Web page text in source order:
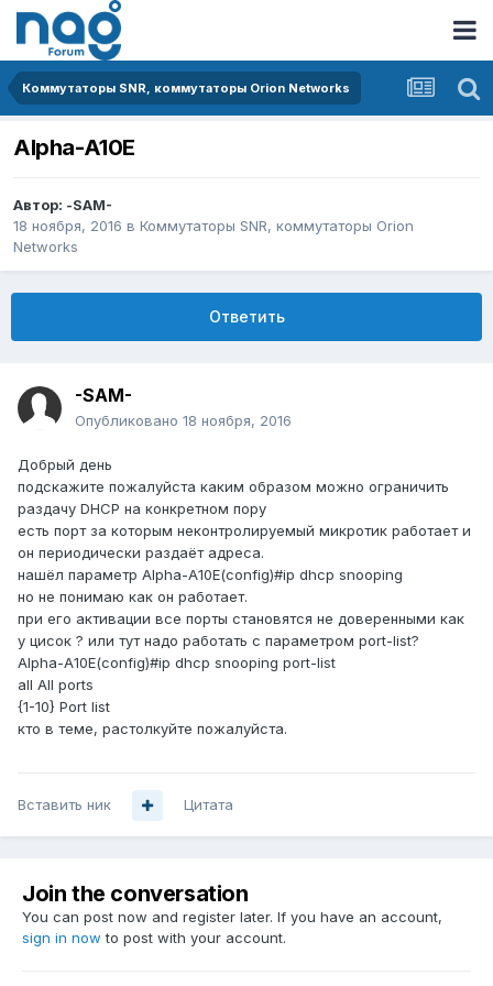
Коммутаторы SNR, коммутаторы Orion Networks
Alpha-A10E
Автор: -SAM-
18 ноября, 2016 в Коммутаторы SNR, коммутаторы Orion
Networks
Ответить
-SAM-
Опубликовано 18 ноября, 2016
Добрый день
подскажите пожалуйста каким образом можно ограничить
раздачу DHCP на конкретном пору
есть порт за которым неконтролируемый микротик работает и
он периодически раздаёт адреса.
нашёл параметр Alpha-A10E(config)#ip dhcp snooping
но не понимаю как он работает.
при его активации все порты становятся не доверенными как
у цисок ? или тут надо работать с параметром port-list?
Alpha-A10E(config)#ip dhcp snooping port-list
all All ports
{1-10} Port list
кто в теме, растолкуйте пожалуйста.
Вставить ник Цитата
Join the conversation
You can post now and register later. If you have an account,
sign in now to post with your account.